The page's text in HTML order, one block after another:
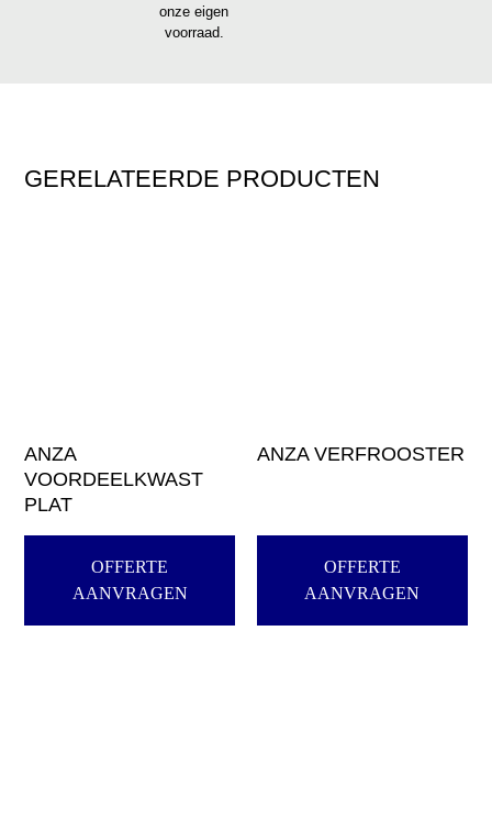
onze eigen
voorraad.
GERELATEERDE PRODUCTEN
ANZA
VOORDEELKWAST
PLAT
OFFERTE
AANVRAGEN
ANZA VERFROOSTER
OFFERTE
AANVRAGEN